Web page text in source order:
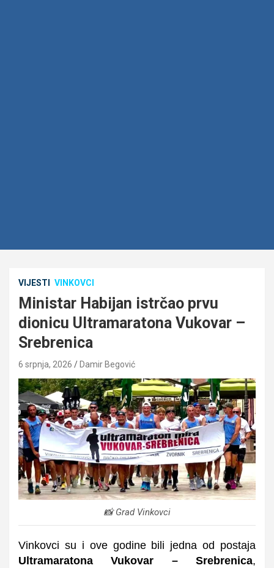
VIJESTI VINKOVCI
Ministar Habijan istrčao prvu
dionicu Ultramaratona Vukovar –
Srebrenica
6 srpnja, 2026 Damir Begović
📸 Grad Vinkovci
Vinkovci su i ove godine bili jedna od postaja
Ultramaratona Vukovar – Srebrenica,